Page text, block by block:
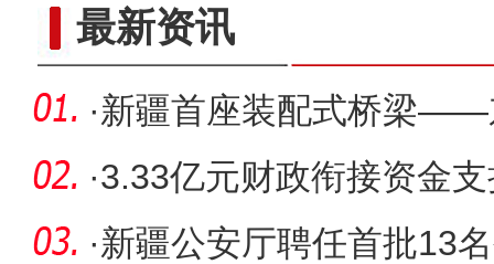
最新资讯
·新疆首座装配式桥梁——
程全面推
·3.33亿元财政衔接资金
人居环境
·新疆公安厅聘任首批13